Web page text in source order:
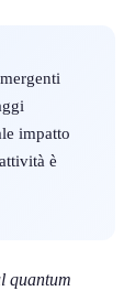
impatto
è
quantum